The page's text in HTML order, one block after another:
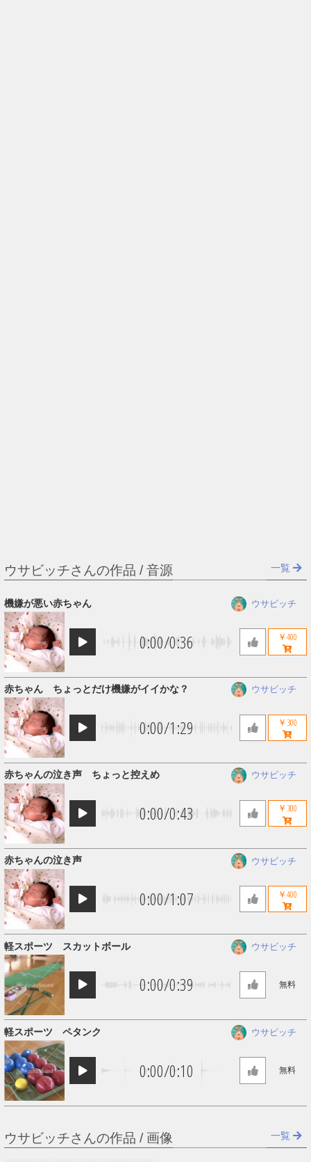
ウサビッチさんの作品 / 音源 一覧
0:00/0:36
機嫌が悪い赤ちゃん ウサビッチ
￥400
0:00/1:29
赤ちゃん ちょっとだけ機嫌がイイかな？ ウサビッチ
￥300
0:00/0:43
赤ちゃんの泣き声 ちょっと控えめ ウサビッチ
￥300
0:00/1:07
赤ちゃんの泣き声 ウサビッチ
￥400
0:00/0:39
軽スポーツ スカットボール ウサビッチ
無料
0:00/0:10
軽スポーツ ペタンク ウサビッチ
無料
ウサビッチさんの作品 / 画像 一覧